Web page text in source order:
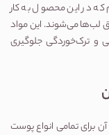
که در این محصول به کار
لب‌ها می‌شوند. این مواد
ترک‌خوردگی جلوگیری
برای تمامی انواع پوست